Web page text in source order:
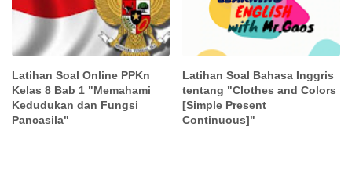
Latihan Soal Online PPKn
Kelas 8 Bab 1 "Memahami
Kedudukan dan Fungsi
Pancasila"
Latihan Soal Bahasa Inggris
tentang "Clothes and Colors
[Simple Present
Continuous]"